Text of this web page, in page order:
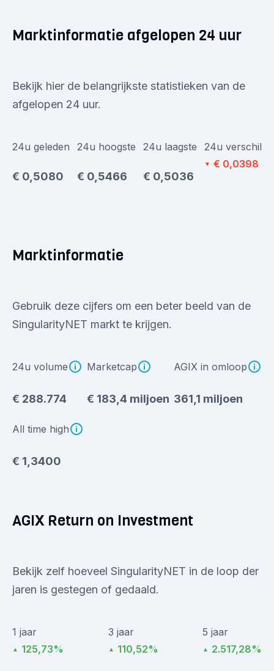
Marktinformatie afgelopen 24 uur
Bekijk hier de belangrijkste statistieken van de
afgelopen 24 uur.
24u geleden
€ 0,5080
24u hoogste
€ 0,5466
24u laagste
€ 0,5036
24u verschil
▼ € 0,0398
Marktinformatie
Gebruik deze cijfers om een beter beeld van de
SingularityNET markt te krijgen.
24u volume
€ 288.774
Marketcap
€ 183,4 miljoen
AGIX in omloop
361,1 miljoen
All time high
€ 1,3400
AGIX Return on Investment
Bekijk zelf hoeveel SingularityNET in de loop der
jaren is gestegen of gedaald.
1 jaar
▲ 125,73%
3 jaar
▲ 110,52%
5 jaar
▲ 2.517,28%